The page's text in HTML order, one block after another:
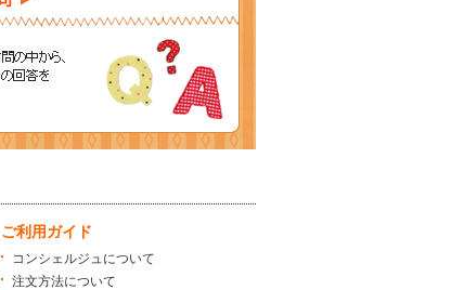
ご利用ガイド
コンシェルジュについて
注文方法について